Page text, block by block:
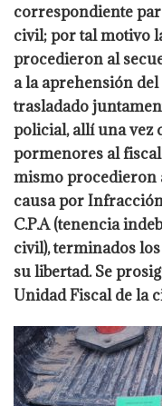
correspondiente
civil;por tal motivo
procedieron al
a la aprehensión
trasladado
policial, allí una vez
pormenores al
mismo procedieron
causa por
C.P.A (tenencia
civil), terminados
su libertad. Se
UnidadFiscal de la